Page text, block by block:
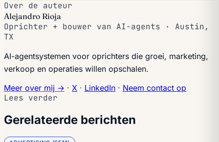
Over de auteur
Alejandro Rioja
Oprichter + bouwer van AI-agents · Austin,
TX
AI-agentsystemen voor oprichters die groei, marketing,
verkoop en operaties willen opschalen.
Meer over mij → · X · LinkedIn · Neem contact op
Lees verder
Gerelateerde berichten